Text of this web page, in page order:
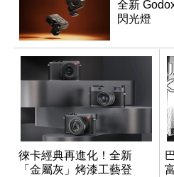
全新
閃光燈
徠卡經典再進化！全新
「金屬灰」烤漆工藝登